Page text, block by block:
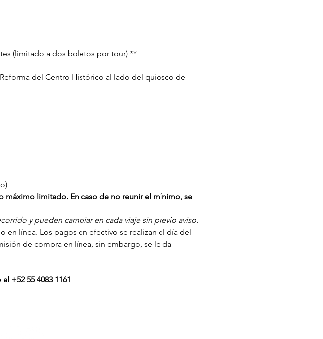
(limitado a dos boletos por tour) **
del Centro Histórico al lado del quiosco de
máximo limitado. En caso de no reunir el mínimo, se
y pueden cambiar en cada viaje sin previo aviso.
en línea. Los pagos en efectivo se realizan el día del
de compra en línea, sin embargo, se le da
al ‭+‭52 55 4083 1161‬